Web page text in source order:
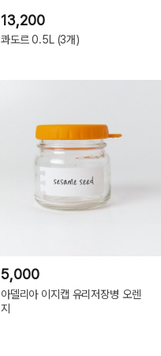
13,200
콰도르 0.5L (3개)
5,000
아델리아 이지캡 유리저장병 오렌
지